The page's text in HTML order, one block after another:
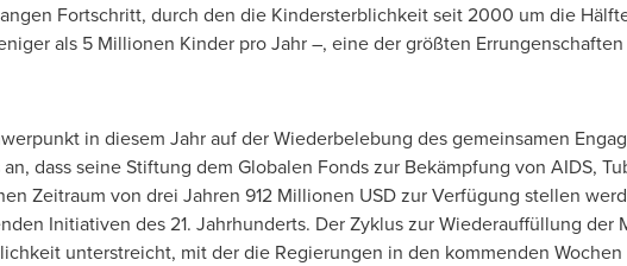
Fortschritt, durch den die Kindersterblichkeit seit 2000 um die
als 5 Millionen Kinder pro Jahr –, eine der größten
in diesem Jahr auf der Wiederbelebung des gemeinsamen
dass seine Stiftung dem Globalen Fonds zur Bekämpfung von AIDS,
Zeitraum von drei Jahren 912 Millionen USD zur Verfügung stellen
Initiativen des 21. Jahrhunderts. Der Zyklus zur Wiederauffüllung der
unterstreicht, mit der die Regierungen in den kommenden Wochen